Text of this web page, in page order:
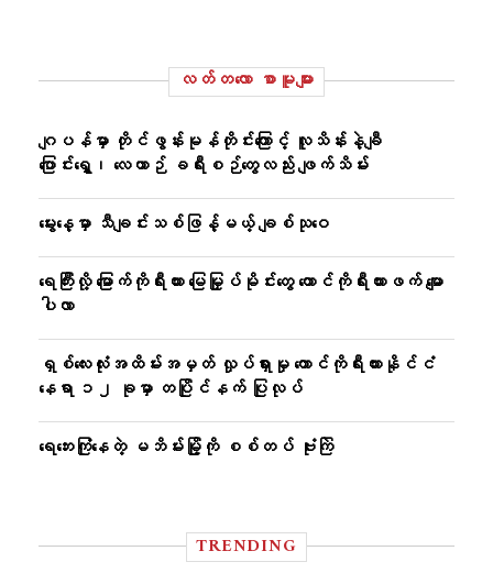
လတ်တ‌လော စာမူများ
ဂျပန်မှာ တိုင်ဖွန်းမုန်တိုင်းကြောင့် လူသိန်းနဲ့ချီ
ပြောင်းရွှေ့၊ လေယာဉ် ခရီးစဉ်တွေလည်း ဖျက်သိမ်း
မွေးနေ့မှာ သီချင်းသစ်ဖြန့်မယ့် ချစ်သုဝေ
ရေကြီးလို့ မြောက်ကိုရီးယား မြေမြှုပ်မိုင်းတွေ တောင်ကိုရီးယားဖက် မျော
ပါလာ
ရှစ်လေးလုံးအထိမ်းအမှတ် လှုပ်ရှားမှု တောင်ကိုရီးယားနိုင်ငံ
နေရာ ၁၂ ခုမှာ တပြိုင်နက် ပြုလုပ်
ရေဘေးကြုံနေတဲ့ မဘိမ်းမြို့ကို စစ်တပ် ဗုံးကြဲ
TRENDING